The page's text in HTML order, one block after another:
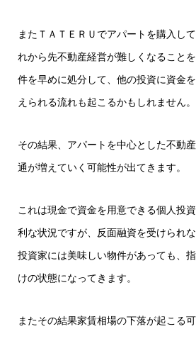
またＴＡＴＥＲＵでアパートを購入し
れから先不動産経営が難しくなること
件を早めに処分して、他の投資に資金
えられる流れも起こるかもしれません。
その結果、アパートを中心とした不動
通が増えていく可能性が出てきます。
これは現金で資金を用意できる個人投
利な状況ですが、反面融資を受けられ
投資家には美味しい物件があっても、
けの状態になってきます。
またその結果家賃相場の下落が起こる